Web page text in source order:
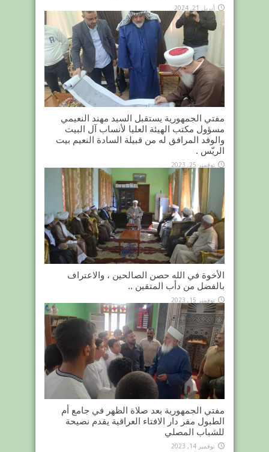
أبريل 21, 2024
مفتي الجمهورية يستقبل السيد مهند النعيمي
مسؤول مكتب الهيئة العليا لأنساب آل البيت
والوفد المرافق له من قبيلة السادة النعيم بيت
الريّس .
نوفمبر 25, 2023
الأخوة في الله حصن الصالحين ، والاعتراف
بالفضل من دأب المتقين ..
نوفمبر 15, 2023
مفتي الجمهورية بعد صلاة الظهر في جامع أم
الطبول مقر دار الافتاء العراقية يقدم نصيحة
للشباب المصلي
نوفمبر 14, 2023